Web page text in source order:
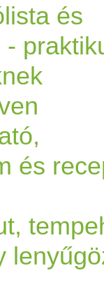
és
és